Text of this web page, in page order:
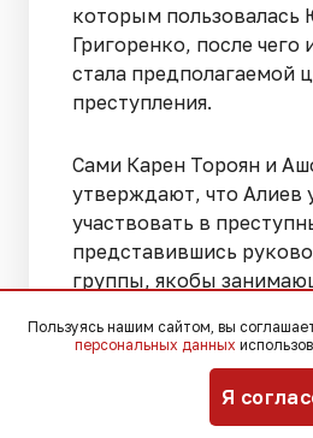
которым пользовалась
Григоренко, после чего
стала предполагаемой
преступления.
Сами Карен Тороян и
утверждают, что Алиев
участвовать в
представившись
группы, якобы
По их словам, он
вознаграждение, а
дальнейшим
правоохранительные
Пользуясь нашим сайтом, вы
персональных данных
Я